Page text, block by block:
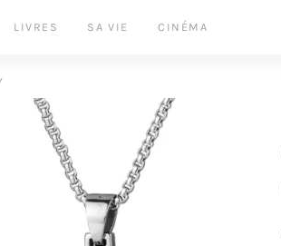
LIVRES SA VIE CINÉMA